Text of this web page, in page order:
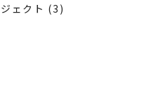
ェクト (3)